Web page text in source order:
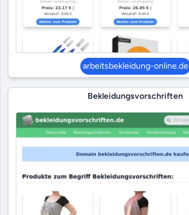
arbeitsbekleidung-online.de
Bekleidungsvorschriften